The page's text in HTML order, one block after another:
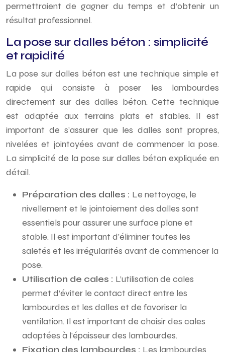
permettraient de gagner du temps et d’obtenir un
résultat professionnel.
La pose sur dalles béton : simplicité
et rapidité
La pose sur dalles béton est une technique simple et
rapide qui consiste à poser les lambourdes
directement sur des dalles béton. Cette technique
est adaptée aux terrains plats et stables. Il est
important de s’assurer que les dalles sont propres,
nivelées et jointoyées avant de commencer la pose.
La simplicité de la pose sur dalles béton expliquée en
détail.
Préparation des dalles : Le nettoyage, le
nivellement et le jointoiement des dalles sont
essentiels pour assurer une surface plane et
stable. Il est important d’éliminer toutes les
saletés et les irrégularités avant de commencer la
pose.
Utilisation de cales : L’utilisation de cales
permet d’éviter le contact direct entre les
lambourdes et les dalles et de favoriser la
ventilation. Il est important de choisir des cales
adaptées à l’épaisseur des lambourdes.
Fixation des lambourdes : Les lambourdes